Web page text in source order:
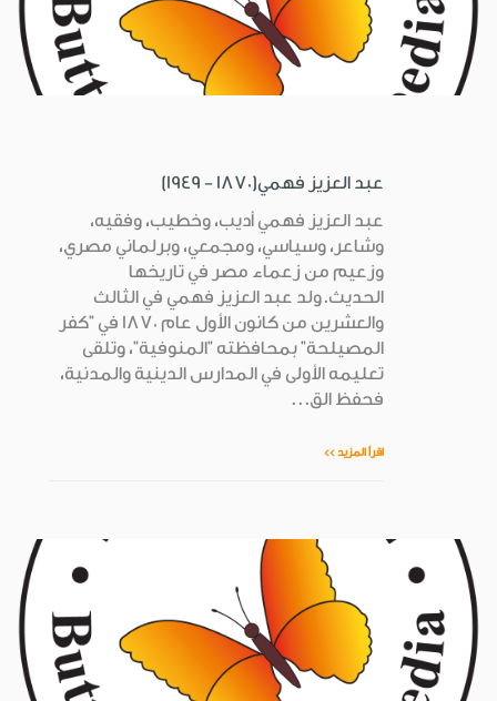
عبد العزيز فهمي(1870 - 1949)
عبد العزيز فهمي أديب، وخطيب، وفقيه،
وشاعر، وسياسي، ومجمعي، وبرلماني مصري،
وزعيم من زعماء مصر في تاريخها
الحديث.ولد عبد العزيز فهمي في الثالث
والعشرين من كانون الأول عام 1870 في "كفر
المصيلحة" بمحافظته "المنوفية"، وتلقى
تعليمه الأولى في المدارس الدينية والمدنية،
فحفظ الق...
اقرأ المزيد >>